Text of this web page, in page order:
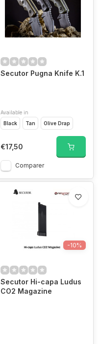
Secutor Pugna Knife K.1
Available in
Black
Tan Olive Drap
€17,50
Comparer
-10%
Secutor Hi-capa Ludus
CO2 Magazine